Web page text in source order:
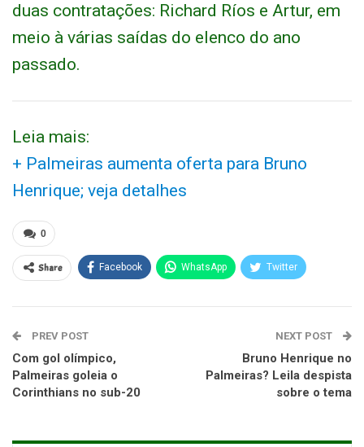
duas contratações: Richard Ríos e Artur, em
meio à várias saídas do elenco do ano
passado.
Leia mais:
+ Palmeiras aumenta oferta para Bruno
Henrique; veja detalhes
0
Share Facebook WhatsApp Twitter
PREV POST
Com gol olímpico,
Palmeiras goleia o
Corinthians no sub-20
NEXT POST
Bruno Henrique no
Palmeiras? Leila despista
sobre o tema